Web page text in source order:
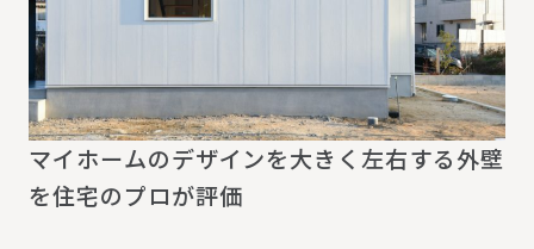
マイホームのデザインを大きく左右する外壁
を住宅のプロが評価